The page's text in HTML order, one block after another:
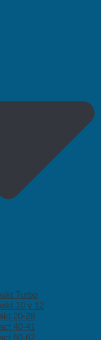
Turbo
10 y 12
20-28
40-41
60-62